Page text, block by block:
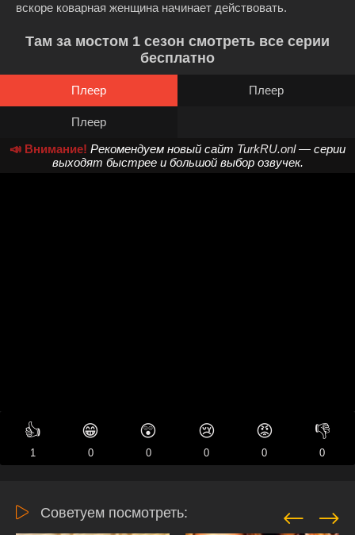
вскоре коварная женщина начинает действовать.
Там за мостом 1 сезон смотреть все серии
бесплатно
Плеер Плеер
Плеер
📣 Внимание! Рекомендуем новый сайт TurkRU.onl— серии
выходят быстрее и большой выбор озвучек.
👍
1
😁
0
😲
0
😢
0
😡
0
👎
0
Советуем посмотреть: